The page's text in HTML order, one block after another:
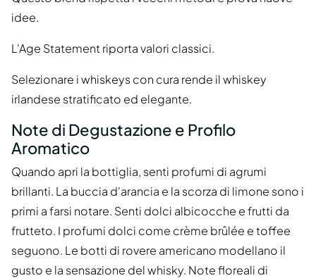
idee.
L'Age Statement riporta valori classici.
Selezionare i whiskeys con cura rende il whiskey
irlandese stratificato ed elegante.
Note di Degustazione e Profilo
Aromatico
Quando apri la bottiglia, senti profumi di agrumi
brillanti. La buccia d'arancia e la scorza di limone sono i
primi a farsi notare. Senti dolci albicocche e frutti da
frutteto. I profumi dolci come crème brûlée e toffee
seguono. Le botti di rovere americano modellano il
gusto e la sensazione del whisky. Note floreali di